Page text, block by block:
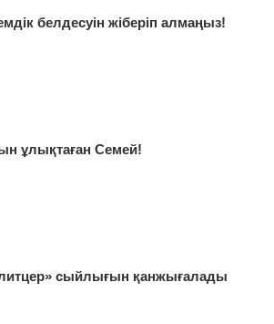
белдесуін жіберіп алмаңыз!
ұлықтаған Семей!
сыйлығын қанжығалады